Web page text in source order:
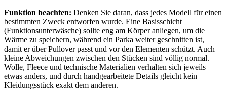
Funktion beachten: Denken Sie daran, dass jedes Modell für einen
bestimmten Zweck entworfen wurde. Eine Basisschicht
(Funktionsunterwäsche) sollte eng am Körper anliegen, um die
Wärme zu speichern, während ein Parka weiter geschnitten ist,
damit er über Pullover passt und vor den Elementen schützt. Auch
kleine Abweichungen zwischen den Stücken sind völlig normal.
Wolle, Fleece und technische Materialien verhalten sich jeweils
etwas anders, und durch handgearbeitete Details gleicht kein
Kleidungsstück exakt dem anderen.